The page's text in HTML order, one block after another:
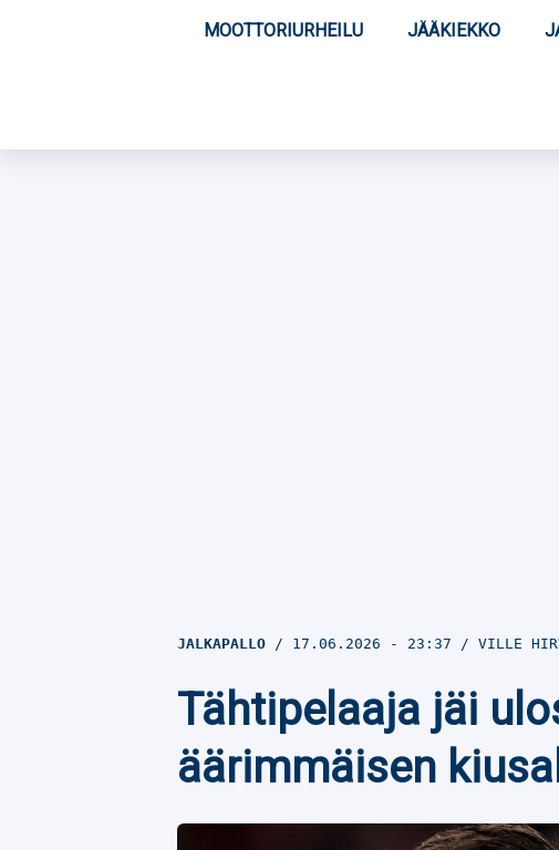
MOOTTORIURHEILU JÄÄKIEKKO
JALKAPALLO 17.06.2026 - 23:37 VILLE
Tähtipelaaja jäi
äärimmäisen